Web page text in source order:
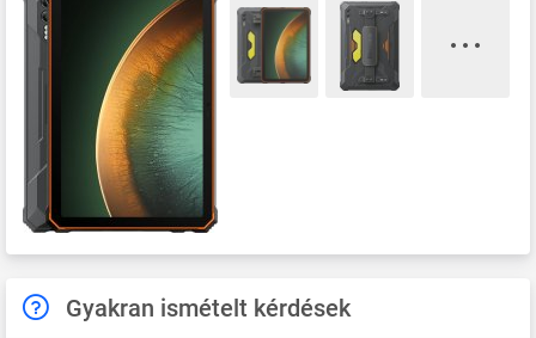
Gyakran ismételt kérdések